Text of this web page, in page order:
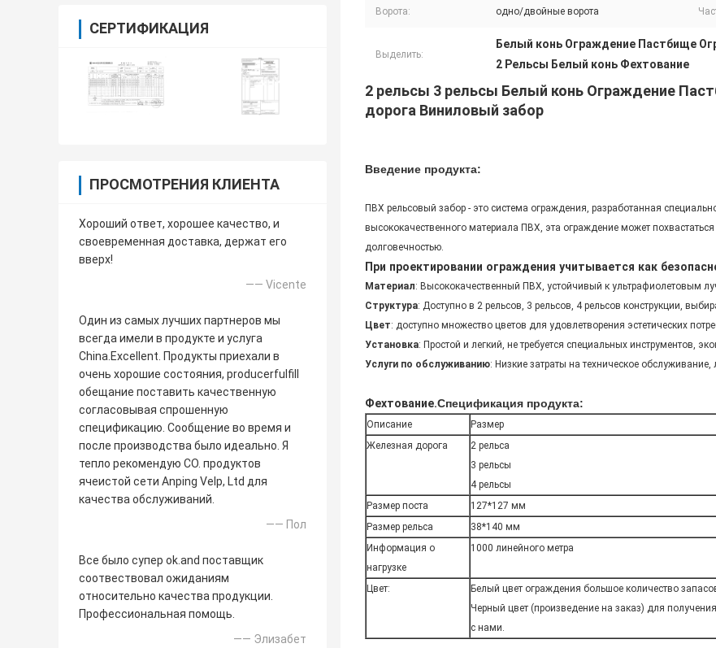
СЕРТИФИКАЦИЯ
ПРОСМОТРЕНИЯ КЛИЕНТА
Хороший ответ, хорошее качество, и
своевременная доставка, держат его
вверх!
—— Vicente
Один из самых лучших партнеров мы
всегда имели в продукте и услуга
China.Excellent. Продукты приехали в
очень хорошие состояния, producerfulfill
обещание поставить качественную
согласовывая спрошенную
спецификацию. Сообщение во время и
после производства было идеально. Я
тепло рекомендую CO. продуктов
ячеистой сети Anping Velp, Ltd для
качества обслуживаний.
—— Пол
Все было супер ok.and поставщик
соотвествовал ожиданиям
относительно качества продукции.
Профессиональная помощь.
—— Элизабет
Ворота: одно/двойные ворота
Выделить:
Белый конь Ограждение Пастбище
2 Рельсы Белый конь Фехтование
2 рельсы 3 рельсы Белый конь Ограждение
дорога Виниловый забор
Введение продукта:
ПВХ рельсовый забор - это система ограждения, разработанная
высококачественного материала ПВХ, эта ограждение может
долговечностью.
При проектировании ограждения учитывается как
Материал: Высококачественный ПВХ, устойчивый к ультрафиолетовым
Структура: Доступно в 2 рельсов, 3 рельсов, 4 рельсов конструкции,
Цвет: доступно множество цветов для удовлетворения эстетических
Установка: Простой и легкий, не требуется специальных инструментов,
Услуги по обслуживанию: Низкие затраты на техническое
Фехтование.Спецификация продукта:
Описание
Размер
Железная дорога
2 рельса
3 рельсы
4 рельсы
Размер поста
127*127 мм
Размер рельса
38*140 мм
Информация о
нагрузке
1000 линейного метра
Цвет:
Белый цвет ограждения большое количество
Черный цвет (произведение на заказ) для
с нами.